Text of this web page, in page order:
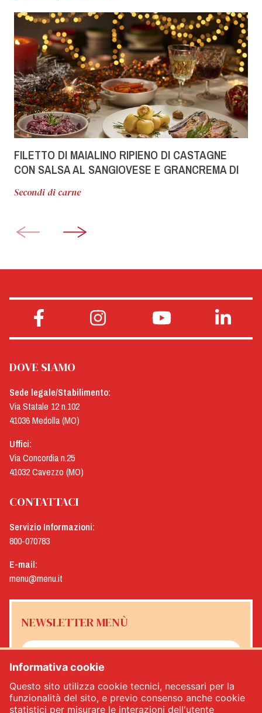
FILETTO DI MAIALINO RIPIENO DI CASTAGNE
CON SALSA AL SANGIOVESE E GRANCREMA DI
Secondi di carne
DOVE SIAMO
Sede legale/Stabilimento:
Via Statale 12 n.102
41036 Medolla (MO)
Uffici:
Via Concordia n.25
41032 Cavezzo (MO)
CONTATTACI
Servizio Informazioni:
800-070783
E-mail:
menu@menu.it
NEWSLETTER MENÙ
Informativa cookie
Questo sito utilizza cookie tecnici, necessari per la
funzionalità del sito, e previo consenso anche cookie
statistici per misurare le interazioni dell'utente